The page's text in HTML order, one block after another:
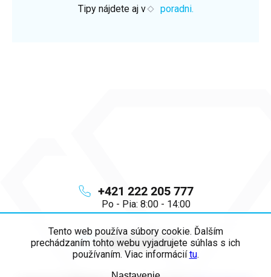
Tento web používa súbory cookie. Ďalším
prechádzaním tohto webu vyjadrujete súhlas s ich
používaním. Viac informáciítu.
info@majya.sk
+421 222 205 777
Po - Pia: 8:00 - 14:00
Tipy nájdete aj v poradni.